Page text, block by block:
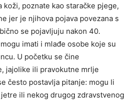
koži, poznate kao staračke pjege,
jer je njihova pojava povezana s
se pojavljuju nakon 40.
imati i mlađe osobe koje su
U početku se čine
jajolike ili pravokutne mrlje
često postavlja pitanje: mogu li
ili nekog drugog zdravstvenog